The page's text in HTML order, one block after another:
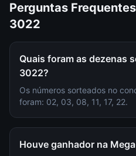
Perguntas
3022
Quais foram as dezenas
3022?
Os números sorteados no
foram: 02, 03, 08, 11, 17, 22.
Houve ganhador na